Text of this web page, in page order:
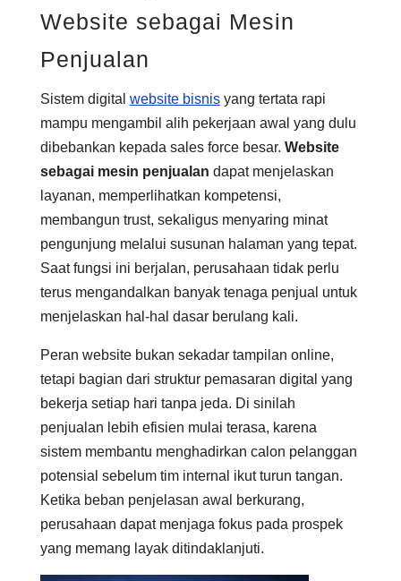
Website sebagai Mesin
Penjualan
Sistem digital website bisnisyang tertata rapi
mampu mengambil alih pekerjaan awal yang dulu
dibebankan kepada sales force besar. Website
sebagai mesin penjualan dapat menjelaskan
layanan, memperlihatkan kompetensi,
membangun trust, sekaligus menyaring minat
pengunjung melalui susunan halaman yang tepat.
Saat fungsi ini berjalan, perusahaan tidak perlu
terus mengandalkan banyak tenaga penjual untuk
menjelaskan hal-hal dasar berulang kali.
Peran website bukan sekadar tampilan online,
tetapi bagian dari struktur pemasaran digital yang
bekerja setiap hari tanpa jeda. Di sinilah
penjualan lebih efisien mulai terasa, karena
sistem membantu menghadirkan calon pelanggan
potensial sebelum tim internal ikut turun tangan.
Ketika beban penjelasan awal berkurang,
perusahaan dapat menjaga fokus pada prospek
yang memang layak ditindaklanjuti.